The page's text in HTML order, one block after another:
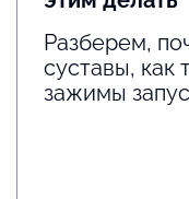
Разберем,
суставы,
зажимы